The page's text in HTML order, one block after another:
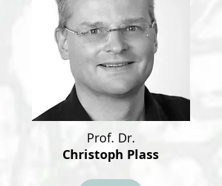
Prof. Dr.
Christoph Plass